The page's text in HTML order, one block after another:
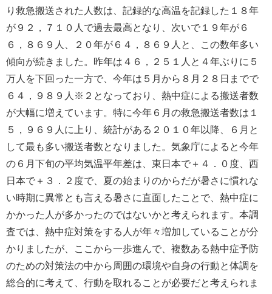
り救急搬送された人数は、記録的な高温を記録した１８年
が９２，７１０人で過去最高となり、次いで１９年が６
６，８６９人、２０年が６４，８６９人と、この数年多い
傾向が続きました。昨年は４６，２５１人と４年ぶりに５
万人を下回った一方で、今年は５月から８月２８日までで
６４，９８９人 ※２ となっており、熱中症による搬送者数
が大幅に増えています。特に今年６月の救急搬送者数は１
５，９６９人に上り、統計がある２０１０年以降、６月と
して最も多い搬送者数となりました。気象庁によると今年
の６月下旬の平均気温平年差は、東日本で＋４．０度、西
日本で＋３．２度で、夏の始まりのからだが暑さに慣れな
い時期に異常とも言える暑さに直面したことで、熱中症に
かかった人が多かったのではないかと考えられます。本調
査では、熱中症対策をする人が年々増加していることが分
かりましたが、ここから一歩進んで、複数ある熱中症予防
のための対策法の中から周囲の環境や自身の行動と体調を
総合的に考えて、行動を取れることが必要だと考えられま